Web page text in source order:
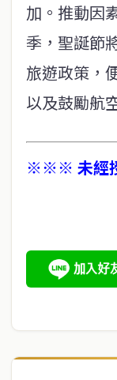
加。推動因
季，聖誕節
旅遊政策，
以及鼓勵航
※※※ 未經